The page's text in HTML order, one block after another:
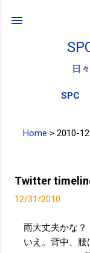
日
SPC
Home > 2010-12
Twitter
12/31/2010
雨大丈夫かな？
いえ。背中、